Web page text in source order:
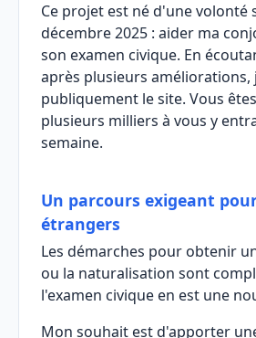
Ce projet est né d'une volonté
décembre 2025 : aider ma
son examen civique. En
après plusieurs améliorations,
publiquement le site. Vous
plusieurs milliers à vous y
semaine.
Un parcours exigeant
étrangers
Les démarches pour obtenir
ou la naturalisation sont
l'examen civique en est une
Mon souhait est d'apporter